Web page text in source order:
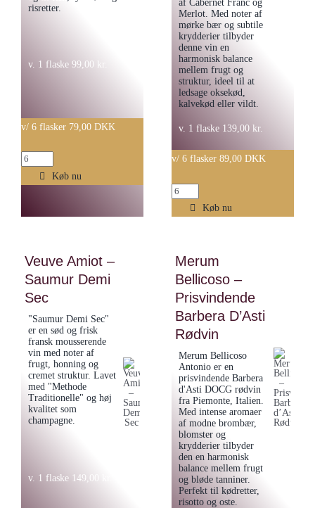
risretter.
v. 1 flaske 99,00 kr.
v/ 6 flasker 79,00 DKK
Chardonnay
Køb nu
af Cabernet Franc og
Merlot. Med noter af
mørke bær og subtile
krydderier tilbyder
denne vin en
harmonisk balance
mellem frugt og
struktur, ideel til at
ledsage oksekød,
kalvekød eller vildt.
v. 1 flaske 139,00 kr.
v/ 6 flasker 89,00 DKK
Vignobles
Dorneau
la
Chapelle
La
Truffiere
Bordeaux
antal
Køb nu
Veuve Amiot –
Saumur Demi
Sec
"Saumur Demi Sec"
er en sød og frisk
fransk mousserende
vin med noter af
frugt, honning og
cremet struktur. Lavet
med "Methode
Traditionelle" og høj
kvalitet som
champagne.
v. 1 flaske 149,00
Merum
Bellicoso –
Prisvindende
Barbera D’Asti
Rødvin
Merum Bellicoso
Antonio er en
prisvindende Barbera
d'Asti DOCG rødvin
fra Piemonte, Italien.
Med intense aromaer
af modne brombær,
blomster og
krydderier tilbyder
den en harmonisk
balance mellem frugt
og bløde tanniner.
Perfekt til kødretter,
risotto og oste.